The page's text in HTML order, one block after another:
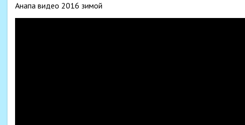
Анапа видео 2016 зимой